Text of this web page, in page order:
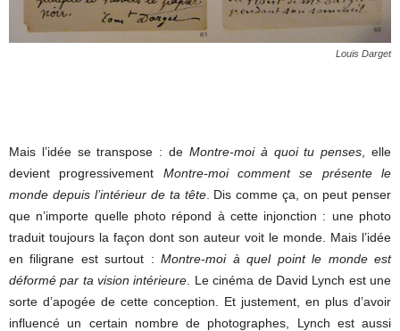
Louis Darget
Mais l’idée se transpose : de Montre-moi à quoi tu penses , elle
devient progressivement Montre-moi comment se présente le
monde depuis l’intérieur de ta tête. Dis comme ça, on peut penser
que n’importe quelle photo répond à cette injonction : une photo
traduit toujours la façon dont son auteur voit le monde. Mais l’idée
en filigrane est surtout :Montre-moi à quel point le monde est
déformé par ta vision intérieure . Le cinéma de David Lynch est une
sorte d’apogée de cette conception. Et justement, en plus d’avoir
influencé un certain nombre de photographes, Lynch est aussi